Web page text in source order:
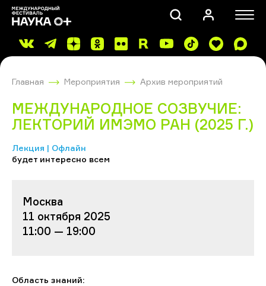
Главная Мероприятия Архив мероприятий
МЕЖДУНАРОДНОЕ СОЗВУЧИЕ:
ЛЕКТОРИЙ ИМЭМО РАН (2025 Г.)
Лекция | Офлайн
будет интересно всем
Москва
11 октября 2025
11:00 — 19:00
Область знаний: